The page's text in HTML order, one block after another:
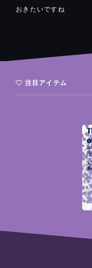
おきたいですね
注目アイテム